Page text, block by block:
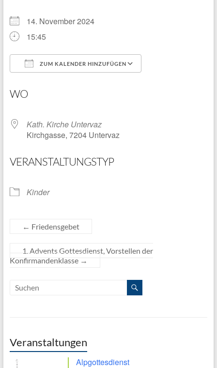
14. November 2024
15:45
ZUM KALENDER HINZUFÜGEN
WO
Kath. Kirche Untervaz
Kirchgasse, 7204 Untervaz
VERANSTALTUNGSTYP
Kinder
← Friedensgebet
1. Advents Gottesdienst, Vorstellen der
Konfirmandenklasse →
Veranstaltungen
Alpgottesdienst